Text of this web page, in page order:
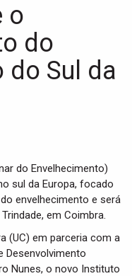
v
o
n
o
do
do Sul da
do Envelhecimento)
sul da Europa, focado
envelhecimento e será
em Coimbra.
(UC) em parceria com a
Desenvolvimento
Nunes, o novo Instituto